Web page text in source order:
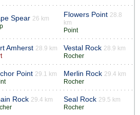
Spear 26 km
Flowers Point 28.8
km
Point
Amherst 28.9 km
Vestal Rock 28.9 km
Rocher
Point 29.1 km
Merlin Rock 29.4 km
Rocher
Rock 29.4 km
Seal Rock 29.5 km
Rocher